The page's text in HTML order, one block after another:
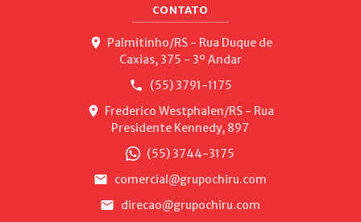
CONTATO
Palmitinho/RS - Rua Duque de
Caxias, 375 - 3º Andar
(55) 3791-1175
Frederico Westphalen/RS - Rua
Presidente Kennedy, 897
(55) 3744-3175
comercial@grupochiru.com
direcao@grupochiru.com